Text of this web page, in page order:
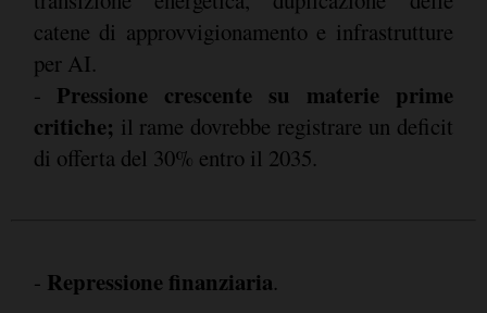
catene di approvvigionamento e infrastrutture
per AI.
- Pressione crescente su materie prime
critiche; il rame dovrebbe registrare un deficit
di offerta del 30% entro il 2035.
- Repressione finanziaria.